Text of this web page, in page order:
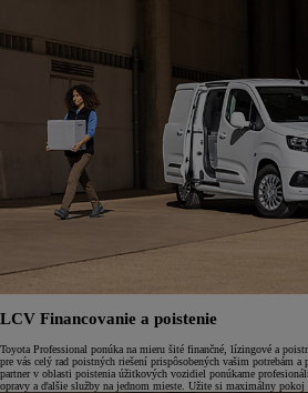
LCV Financovanie a poistenie
Toyota Professional ponúka na mieru šité finančné, lízingové a
pre vás celý rad poistných riešení prispôsobených vašim potrebám
partner v oblasti poistenia úžitkových vozidiel ponúkame
opravy a ďalšie služby na jednom mieste. Užite si maximálny pokoj